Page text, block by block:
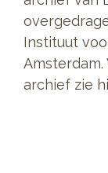
Instituut
archief zie